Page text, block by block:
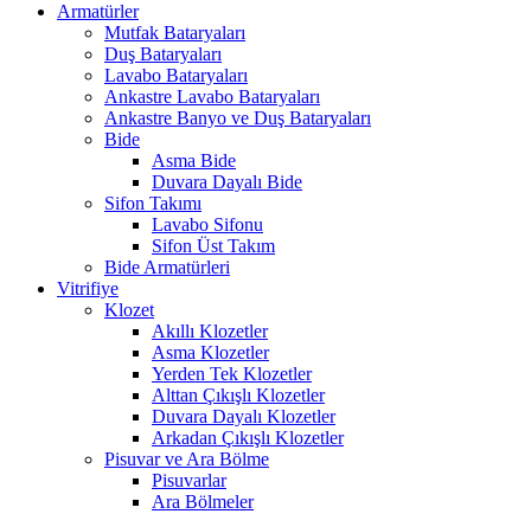
Armatürler
Mutfak Bataryaları
Duş Bataryaları
Lavabo Bataryaları
Ankastre Lavabo Bataryaları
Ankastre Banyo ve Duş Bataryaları
Bide
Asma Bide
Duvara Dayalı Bide
Sifon Takımı
Lavabo Sifonu
Sifon Üst Takım
Bide Armatürleri
Vitrifiye
Klozet
Akıllı Klozetler
Asma Klozetler
Yerden Tek Klozetler
Alttan Çıkışlı Klozetler
Duvara Dayalı Klozetler
Arkadan Çıkışlı Klozetler
Pisuvar ve Ara Bölme
Pisuvarlar
Ara Bölmeler